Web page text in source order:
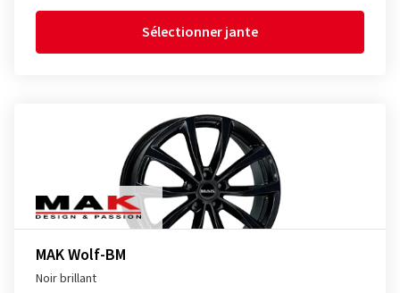
Sélectionner jante
MAK Wolf-BM
Noir brillant